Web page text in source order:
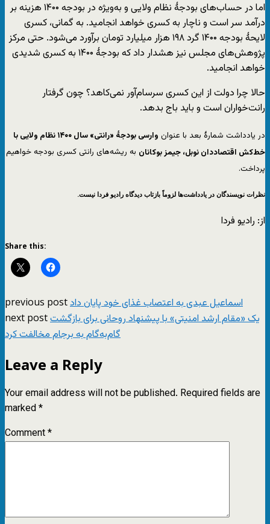
اما در حساب‌های بودجهٔ نظام ولایی و به‌ویژه در بودجه ۱۴۰۰ هزینه بر
درآمد سر است و ناچار به کسری خواهد انجامید. به گمانی، کسری
لایحهٔ بودجه ۱۴۰۰ گرد ۱۹۸ هزار میلیارد تومان برآورد می‌شود. حتی مرکز
پژوهش‌های مجلس نیز هشدار داد که بودجهٔ ۱۴۰۰ به کسری شدیدی
خواهد انجامید.
حالا چرا دولت از این کسری سرسام‌آور نمی‌کاهد؟ چون گرفتار
رانت‌خواران است و باید باج بدهد.
در یادداشت شمارهٔ بعد با عنوان
وارسی بودجهٔ «رانتی» سال ۱۴۰۰ نظام ولایی با
خط‌کش اقتصاددان نوبل، جیمز بوکانان به ریشه‌های رانتی کسری بودجه خواهیم
پرداخت.
نظرات نویسندگان در یادداشت‌ها لزوماً بازتاب دیدگاه رادیو فردا نیست.
از: رادیو فردا
Share this:
previous postاسماعیل عبدی به اعتصاب غذای خود پایان داد
next postیک «مقام ارشد امنیتی» با پیشنهاد روحانی برای بازگشت
گام‌به‌گام به برجام مخالفت کرد
Leave a Reply
Your email address will not be published. Required fields are
marked*
Comment*